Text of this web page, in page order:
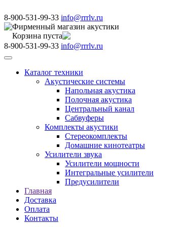
8-900-531-99-33 info@rrrlv.ru
Фирменный магазин акустики
Корзина пуста
8-900-531-99-33 info@rrrlv.ru
Меню
Каталог техники
Акустические системы
Напольная акустика
Полочная акустика
Центральный канал
Сабвуферы
Комплекты акустики
Стереокомплекты
Домашние кинотеатры
Усилители звука
Усилители мощности
Интегральные усилители
Предусилители
Главная
Доставка
Оплата
Контакты